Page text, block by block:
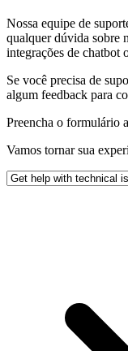
Nossa equipe de
qualquer dúvida sobre
integrações de chatbot
Se você precisa de
algum feedback para
Preencha o formulário
Vamos tornar sua